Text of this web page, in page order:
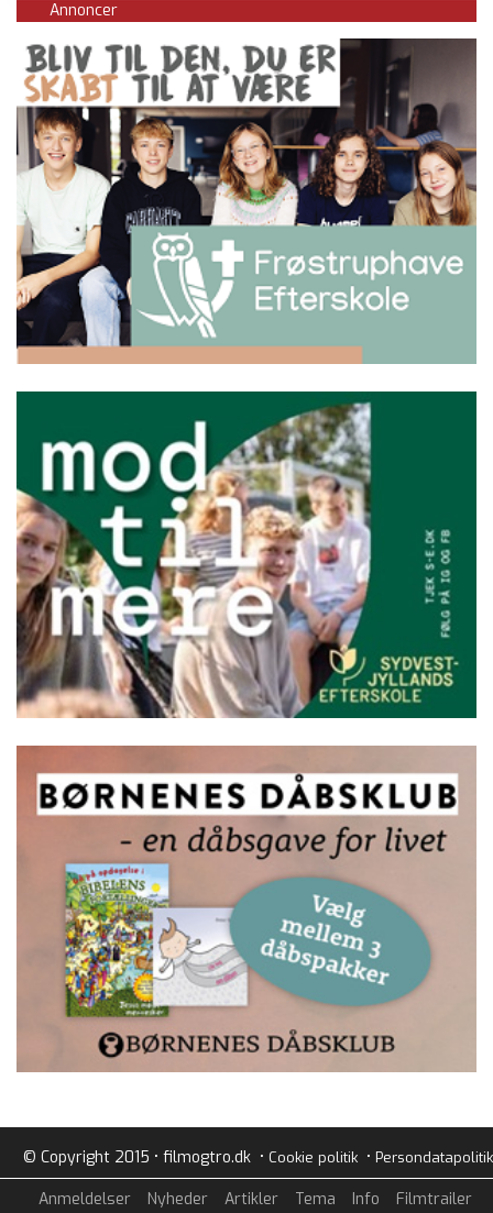
Annoncer
© Copyright 2015 • filmogtro.dk • Cookie politik• Persondatapolitik
Anmeldelser Nyheder Artikler Tema Info Filmtrailer